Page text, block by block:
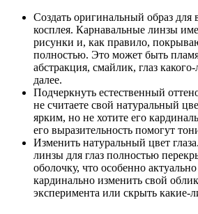
Создать оригинальный образ для
косплея. Карнавальные линзы
рисунки и, как правило,
полностью. Это может быть
абстракция, смайлик, глаз
далее.
Подчеркнуть естественный
не считаете свой натуральный
ярким, но не хотите его
его выразительность помогут
Изменить натуральный цвет
линзы для глаз полностью
оболочку, что особенно
кардинально изменить свой
эксперимента или скрыть какие-